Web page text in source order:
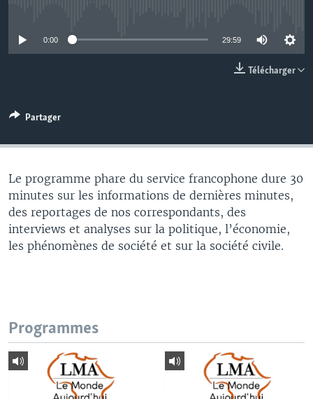
0:00 29:59
Télécharger
Partager
Le programme phare du service francophone dure 30
minutes sur les informations de dernières minutes,
des reportages de nos correspondants, des
interviews et analyses sur la politique, l’économie,
les phénomènes de société et sur la société civile.
Programmes